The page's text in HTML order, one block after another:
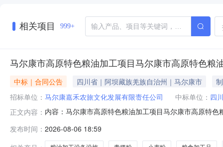
相关项目 999+
马尔康市高原特色粮油加工项目马尔康市高原特色粮
中标｜合同公告 四川省｜阿坝藏族羌族自治州｜马尔康市
招标单位： 马尔康嘉禾农旅文化发展有限责任公司 中标单位： 四
正文内容： 内容：马尔康市高原特色粮油加工项目马尔康市高原特
筑工程有限公司四川省甘孜藏族自治州雅江县河口镇商
工、监理适用）
发布时间： 2026-08-06 18:59